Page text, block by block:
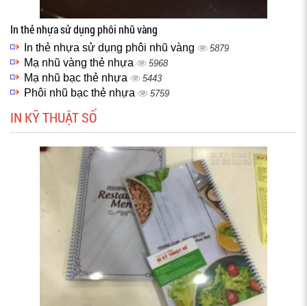
In thẻ nhựa sử dụng phôi nhũ vàng
In thẻ nhựa sử dụng phôi nhũ vàng 5879
Mạ nhũ vàng thẻ nhựa 5968
Mạ nhũ bạc thẻ nhựa 5443
Phôi nhũ bạc thẻ nhựa 5759
IN KỸ THUẬT SỐ